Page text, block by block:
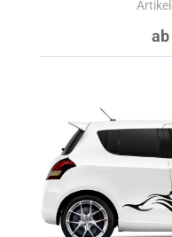
ab